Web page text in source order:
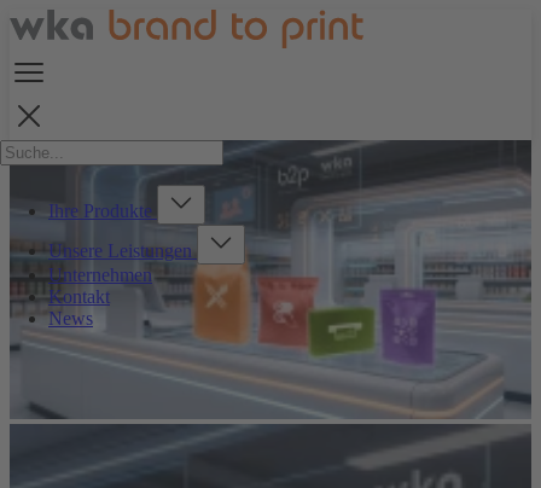
Ihre Produkte
Unsere Leistungen
Unternehmen
Kontakt
News